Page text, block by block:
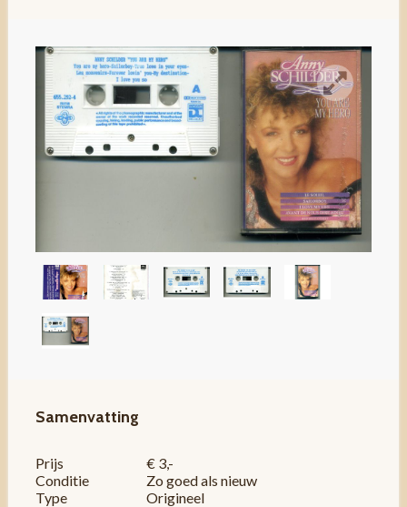
Samenvatting
Prijs
€ 3,-
Conditie
Zo goed als nieuw
Type
Origineel